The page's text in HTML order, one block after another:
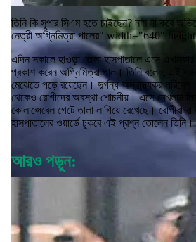
তিনি কি সুপার সিএম হতে চাইছেন? নাম না করে
নেত্রী অগ্নিমিত্রা পালের" width="640"
এদিন সকালে হাওড়া জেলা হাসপাতালে এসে
প্রকাশ করেন অগ্নিমিত্রা পাল। তিনি বলেন, এই
মেঝেতে পড়ে রয়েছেন। দুর্গন্ধ অস্বাস্থ্যকর
থেকেও রোগীদের অবস্থা শোচনীয়। এসে দেখলাম
কোলাপ্সেবেল গেটে তালা লাগিয়ে রেখেছে। রোগীরা
হাসপাতালের ওয়ার্ডে ঢুকবে এই প্রশ্ন তোলেন তিনি।
আরও পড়ুন: